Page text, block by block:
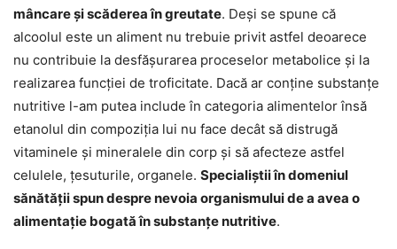
mâncare și scăderea în greutate. Deși se spune că
alcoolul este un aliment nu trebuie privit astfel deoarece
nu contribuie la desfășurarea proceselor metabolice și la
realizarea funcției de troficitate. Dacă ar conține substanțe
nutritive l-am putea include în categoria alimentelor însă
etanolul din compoziția lui nu face decât să distrugă
vitaminele și mineralele din corp și să afecteze astfel
celulele, țesuturile, organele. Specialiștii în domeniul
sănătății spun despre nevoia organismului de a avea o
alimentație bogată în substanțe nutritive.